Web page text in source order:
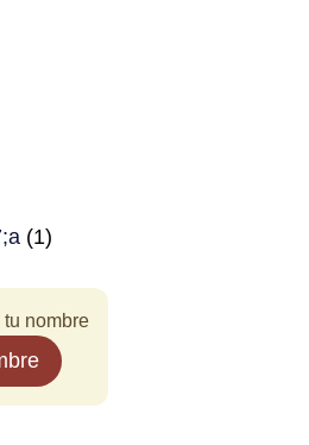
(1)
nombre